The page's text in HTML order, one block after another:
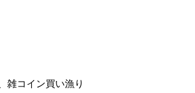
雑コイン買い漁り